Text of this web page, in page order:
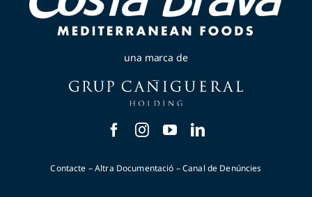
una marca de
Contacte –Altra Documentació –Canal de Denúncies